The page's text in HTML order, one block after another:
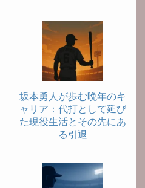
坂本勇人が歩む晩年のキ
ャリア：代打として延び
た現役生活とその先にあ
る引退